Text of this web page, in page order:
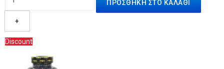
+
Discount